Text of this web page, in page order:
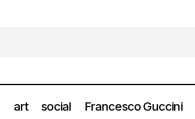
art social Francesco Guccini